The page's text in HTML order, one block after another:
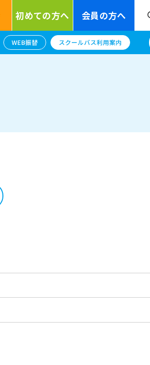
初めての方へ 会員の方へ
WEB振替 スクールバス利用案内